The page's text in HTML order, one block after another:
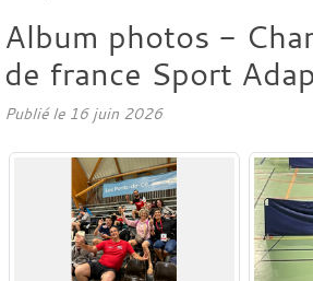
Album photos -
de france Sport
Publié le 16 juin 2026